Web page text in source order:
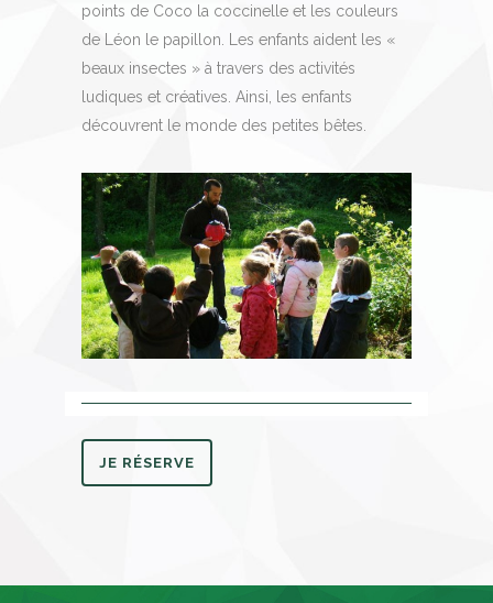
points de Coco la coccinelle et les couleurs
de Léon le papillon. Les enfants aident les «
beaux insectes » à travers des activités
ludiques et créatives. Ainsi, les enfants
découvrent le monde des petites bêtes.
JE RÉSERVE